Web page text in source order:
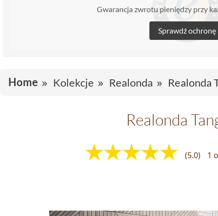
Gwarancja zwrotu pieniędzy przy
Sprawdź ochronę
Home Kolekcje Realonda Realonda
Realonda
(5.0) 1